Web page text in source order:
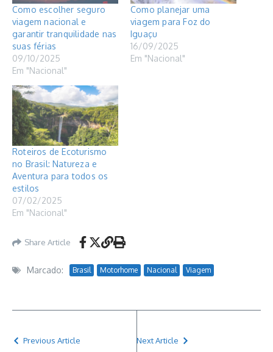
Como escolher seguro
viagem nacional e
garantir tranquilidade nas
suas férias
09/10/2025
Em "Nacional"
Como planejar uma
viagem para Foz do
Iguaçu
16/09/2025
Em "Nacional"
Roteiros de Ecoturismo
no Brasil: Natureza e
Aventura para todos os
estilos
07/02/2025
Em "Nacional"
Share Article
Marcado: Brasil Motorhome Nacional Viagem
Previous Article Next Article